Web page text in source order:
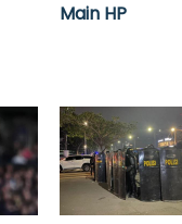
Main HP